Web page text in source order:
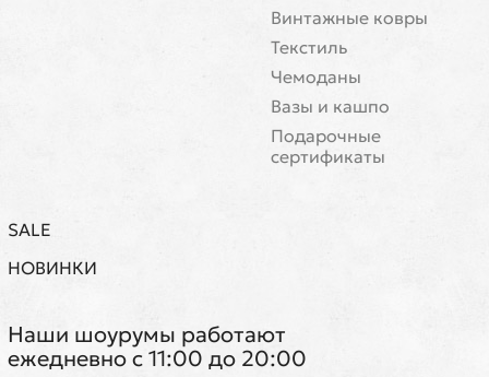
Винтажные ковры
Текстиль
Чемоданы
Вазы и кашпо
Подарочные
сертификаты
SALE
НОВИНКИ
Наши шоурумы работают
ежедневно с 11:00 до 20:00